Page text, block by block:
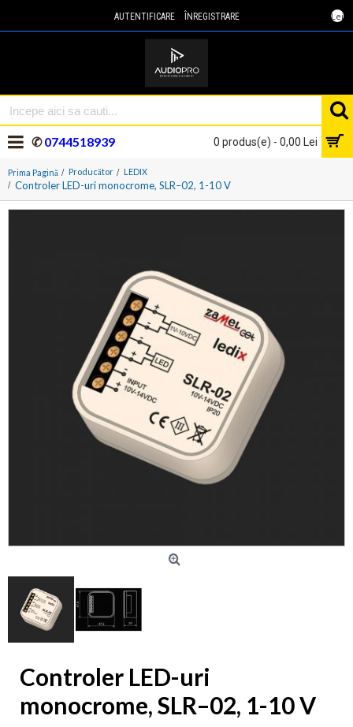
Lei
AUTENTIFICARE ÎNREGISTRARE
0 produs(e) - 0,00 Lei
✆0744518939
Prima Pagină Producător LEDIX
Controler LED-uri monocrome, SLR–02, 1-10 V
Controler LED-uri
monocrome, SLR–02, 1-10 V